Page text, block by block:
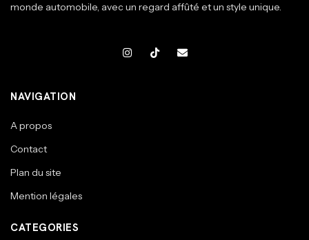
monde automobile, avec un regard affûté et un style unique.
NAVIGATION
A propos
Contact
Plan du site
Mention légales
CATEGORIES